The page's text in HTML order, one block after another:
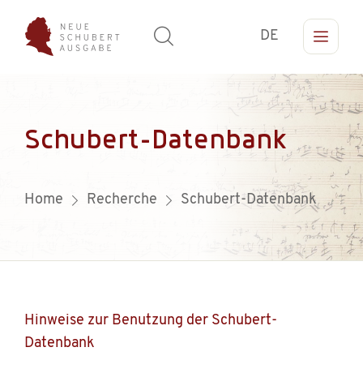
DE
Schubert-Datenbank
Home Recherche Schubert-Datenbank
Hinweise zur Benutzung der Schubert-
Datenbank